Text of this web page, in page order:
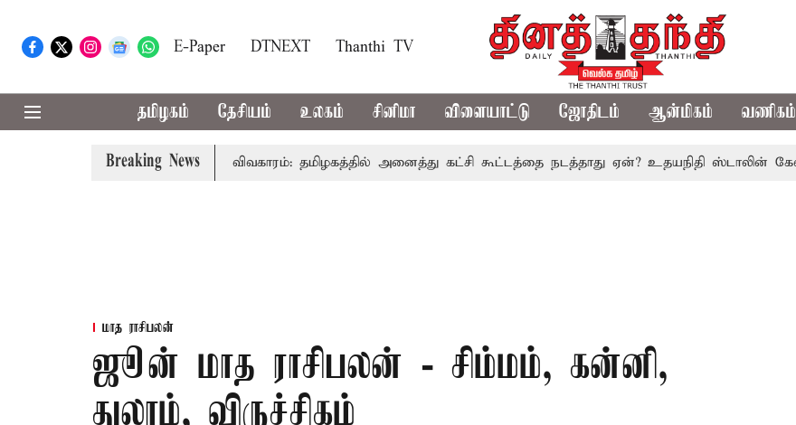
E-Paper DTNEXT Thanthi TV
தமிழகம் தேசியம் உலகம் சினிமா விளையாட்டு ஜோதிடம் ஆன்மிகம் வணிகம்
Breaking News
விஜய் உரை காவிரி விவகாரம்: தமிழகத்தில் அனைத்து கட்சி கூட்டத்தை நடத்தாது ஏன்? உதயநிதி ஸ்டாலின் கேள்வி
மாத ராசிபலன்
ஜூன் மாத ராசிபலன் - சிம்மம், கன்னி,
துலாம், விருச்சிகம்